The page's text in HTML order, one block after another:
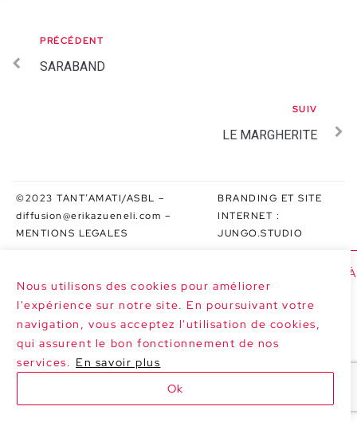
Nous utilisons des cookies pour améliorer
l'expérience sur notre site. En poursuivant votre
navigation, vous acceptez l'utilisation de cookies,
qui assurent le bon fonctionnement de nos
services. En savoir plus
Ok
PRÉCÉDENT
SARABAND
SUIV
LE MARGHERITE
©2023 TANT’AMATI/ASBL –
diffusion@erikazueneli.com –
MENTIONS LEGALES
BRANDING ET SITE
INTERNET :
JUNGO.STUDIO
>>> PROCHAINES DATES :